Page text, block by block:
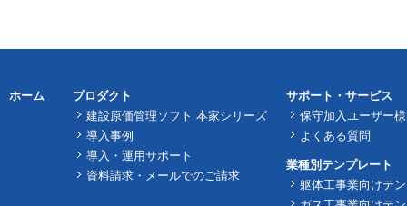
ホーム
プロダクト
建設原価管理ソフト 本家シリーズ
導入事例
導入・運用サポート
資料請求・メールでのご請求
サポート・サービス
保守加入ユーザー
よくある質問
業種別テンプレート
躯体工事業向けテ